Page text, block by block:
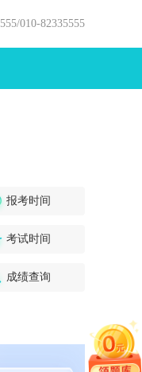
010-82335555
报考时间
考试时间
成绩查询